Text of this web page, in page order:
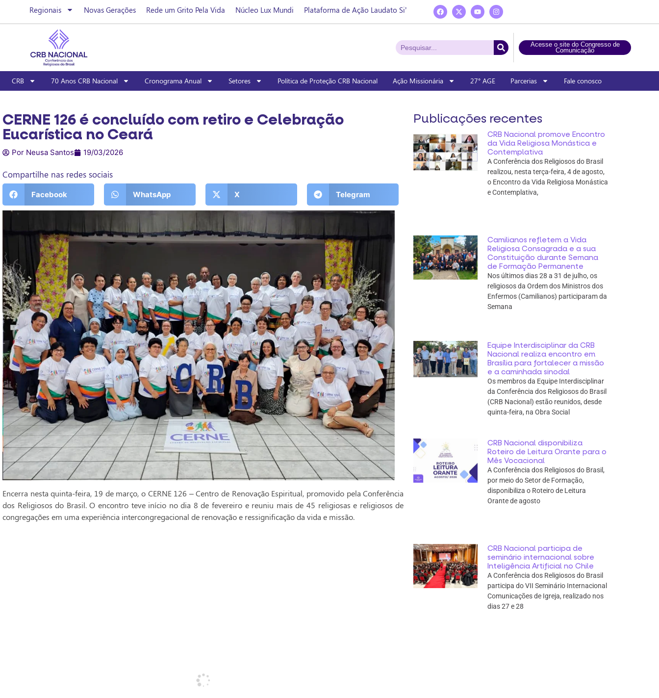
Regionais Novas Gerações Rede um Grito Pela Vida Núcleo Lux Mundi Plataforma de Ação Laudato Si’
Acesse o site do Congresso de
Comunicação
CRB 70 Anos CRB Nacional Cronograma Anual Setores Política de Proteção CRB Nacional Ação Missionária 27° AGE Parcerias Fale conosco
CERNE 126 é concluído com retiro e Celebração
Eucarística no Ceará
Por Neusa Santos 19/03/2026
Compartilhe nas redes sociais
Facebook WhatsApp X Telegram
Encerra nesta quinta-feira, 19 de março, o CERNE 126 – Centro de Renovação Espiritual, promovido pela Conferência
dos Religiosos do Brasil. O encontro teve início no dia 8 de fevereiro e reuniu mais de 45 religiosas e religiosos de
congregações em uma experiência intercongregacional de renovação e ressignificação da vida e missão.
Publicações recentes
CRB Nacional promove Encontro
da Vida Religiosa Monástica e
Contemplativa
A Conferência dos Religiosos do Brasil
realizou, nesta terça-feira, 4 de agosto,
o Encontro da Vida Religiosa Monástica
e Contemplativa,
Camilianos refletem a Vida
Religiosa Consagrada e a sua
Constituição durante Semana
de Formação Permanente
Nos últimos dias 28 a 31 de julho, os
religiosos da Ordem dos Ministros dos
Enfermos (Camilianos) participaram da
Semana
Equipe Interdisciplinar da CRB
Nacional realiza encontro em
Brasília para fortalecer a missão
e a caminhada sinodal
Os membros da Equipe Interdisciplinar
da Conferência dos Religiosos do Brasil
(CRB Nacional) estão reunidos, desde
quinta-feira, na Obra Social
CRB Nacional disponibiliza
Roteiro de Leitura Orante para o
Mês Vocacional
A Conferência dos Religiosos do Brasil,
por meio do Setor de Formação,
disponibiliza o Roteiro de Leitura
Orante de agosto
CRB Nacional participa de
seminário internacional sobre
Inteligência Artificial no Chile
A Conferência dos Religiosos do Brasil
participa do VII Seminário Internacional
Comunicações de Igreja, realizado nos
dias 27 e 28